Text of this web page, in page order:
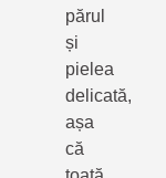
părul
și
pielea
delicată,
așa
că